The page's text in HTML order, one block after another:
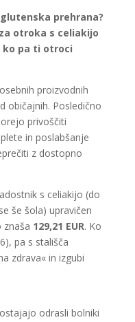
prehrana?
otroka s celiakijo
ko pa ti otroci
proizvodnih
običajnih. Posledično
privoščiti
in poslabšanje
z dostopno
s celiakijo (do
še šola) upravičen
znaša 129,21 EUR. Ko
pa s stališča
zdrava« in izgubi
odrasli bolniki